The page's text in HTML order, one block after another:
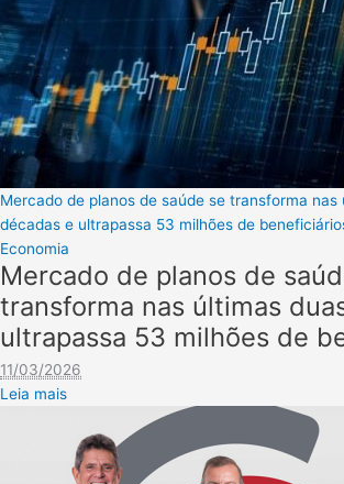
Mercado de planos de saúde se transforma nas
décadas e ultrapassa 53 milhões de
Economia
Mercado de planos de
transforma nas últimas
ultrapassa 53 milhões de
11/03/2026
Leia mais